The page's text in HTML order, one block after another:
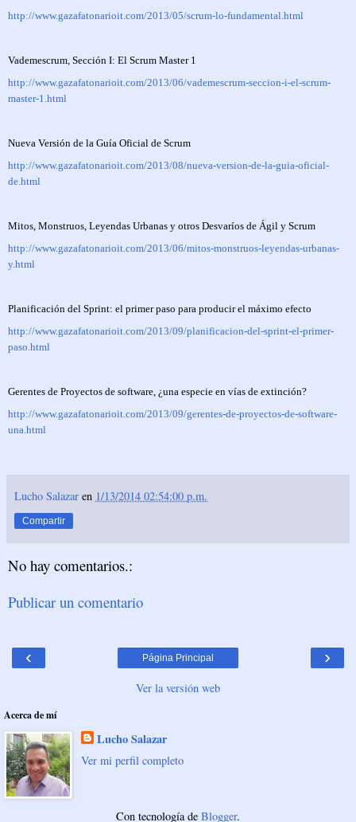
http://www.gazafatonarioit.com/2013/05/scrum-lo-fundamental.html
Vademescrum, Sección I: El Scrum Master 1
http://www.gazafatonarioit.com/2013/06/vademescrum-seccion-i-el-scrum-
master-1.html
Nueva Versión de la Guía Oficial de Scrum
http://www.gazafatonarioit.com/2013/08/nueva-version-de-la-guia-oficial-
de.html
Mitos, Monstruos, Leyendas Urbanas y otros Desvaríos de Ágil y Scrum
http://www.gazafatonarioit.com/2013/06/mitos-monstruos-leyendas-urbanas-
y.html
Planificación del Sprint: el primer paso para producir el máximo efecto
http://www.gazafatonarioit.com/2013/09/planificacion-del-sprint-el-primer-
paso.html
Gerentes de Proyectos de software, ¿una especie en vías de extinción?
http://www.gazafatonarioit.com/2013/09/gerentes-de-proyectos-de-software-
una.html
Lucho Salazar en 1/13/2014 02:54:00 p.m.
Compartir
No hay comentarios.:
Publicar un comentario
‹ ›
Página Principal
Ver la versión web
Acerca de mí
Lucho Salazar
Ver mi perfil completo
Con tecnología de Blogger.